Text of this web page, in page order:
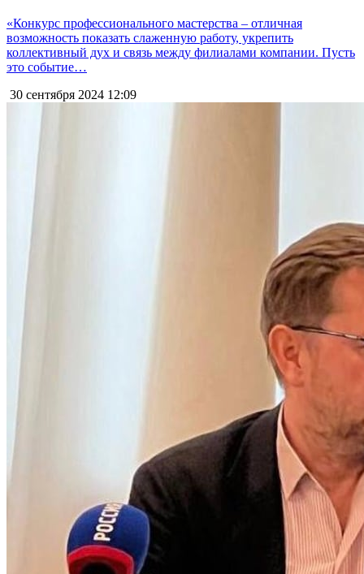
«Конкурс профессионального мастерства – отличная
возможность показать слаженную работу, укрепить
коллективный дух и связь между филиалами компании. Пусть
это событие…
30 сентября 2024 12:09